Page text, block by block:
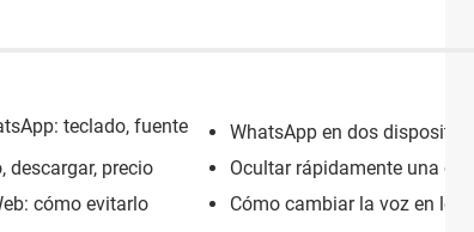
teclado, fuente
WhatsApp en dos
descargar, precio
Ocultar rápidamente una
cómo evitarlo
Cómo cambiar la voz en los